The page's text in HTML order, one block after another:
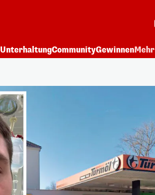
UnterhaltungCommunityGewinnenMehr